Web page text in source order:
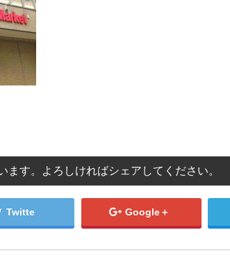
す。よろしければシェアしてください。
Twitte Google＋